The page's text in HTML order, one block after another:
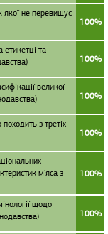
якої не перевищує
100%
етикетці та
100%
великої
100%
з третіх
100%
м'яса з
100%
щодо
100%